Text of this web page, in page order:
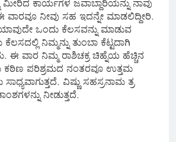
ಮೀರಿದ ಕಾರ್ಯಗಳ ಜವಾಬ್ದಾರಿಯನ್ನು ನಾವು
ಈ ವಾರವೂ ನೀವು ಸಹ ಇದನ್ನೇ ಮಾಡಲಿದ್ದೀರಿ.
ಒಂದು ಕೆಲಸವನ್ನು ಮಾಡುವ
ನಿಮ್ಮನ್ನು ತುಂಬಾ ಕೆಟ್ಟದಾಗಿ
ಈ ವಾರ ನಿಮ್ಮ ರಾಶಿಚಕ್ರ ಚಿಹ್ನೆಯ ಹೆಚ್ಚಿನ
ಕಠಿಣ ಪರಿಶ್ರಮದ ನಂತರವೂ ಉತ್ತಮ
ವಿಷ್ಣು ಸಹಸ್ರನಾಮ ತ್ರ
ನೀಡುತ್ತದೆ.